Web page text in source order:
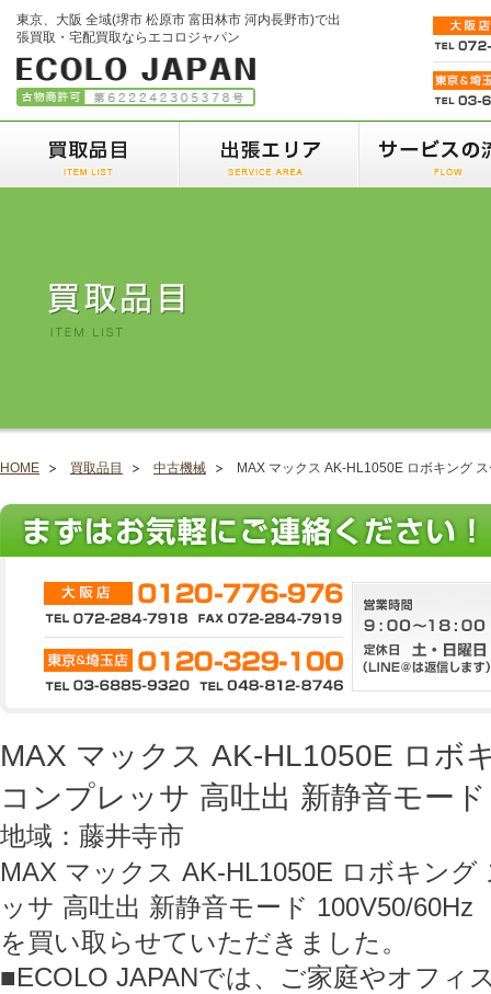
東京、大阪 全域(堺市 松原市 富田林市 河内長野市)で出
張買取・宅配買取ならエコロジャパン
HOME 買取品目 中古機械 MAX マックス AK-HL1050E ロボキング
MAX マックス AK-HL1050E ロボ
コンプレッサ 高吐出 新静音モー
地域：藤井寺市
MAX マックス AK-HL1050E ロボキン
ッサ 高吐出 新静音モード 100V50/60Hz
を買い取らせていただきました。
■ECOLO JAPANでは、ご家庭やオフィ